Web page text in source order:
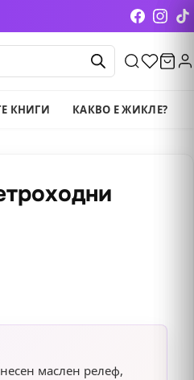
КНИГИ КАКВО Е ЖИКЛЕ?
маслен релеф,